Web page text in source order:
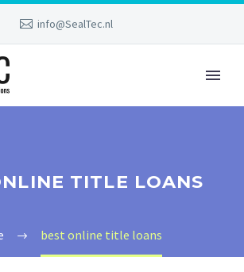
info@SealTec.nl
TITLE LOANS
best online title loans